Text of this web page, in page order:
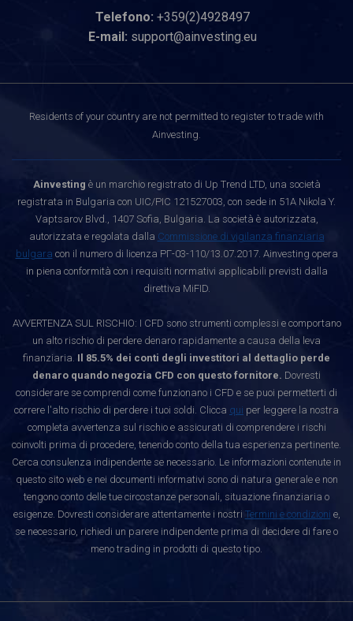
Telefono: +359(2)4928497
E-mail: support@ainvesting.eu
Residents of your country are not permitted to register to trade with
Ainvesting.
Ainvesting è un marchio registrato di Up Trend LTD, una società
registrata in Bulgaria con UIC/PIC 121527003, con sede in 51A Nikola Y.
Vaptsarov Blvd., 1407 Sofia, Bulgaria. La società è autorizzata,
autorizzata e regolata dalla Commissione di vigilanza finanziaria
bulgara con il numero di licenza РГ-03-110/13.07.2017. Ainvesting opera
in piena conformità con i requisiti normativi applicabili previsti dalla
direttiva MiFID.
AVVERTENZA SUL RISCHIO: I CFD sono strumenti complessi e comportano
un alto rischio di perdere denaro rapidamente a causa della leva
finanziaria. Il 85.5% dei conti degli investitori al dettaglio perde
denaro quando negozia CFD con questo fornitore. Dovresti
considerare se comprendi come funzionano i CFD e se puoi permetterti di
correre l'alto rischio di perdere i tuoi soldi. Clicca qui per leggere la nostra
completa avvertenza sul rischio e assicurati di comprendere i rischi
coinvolti prima di procedere, tenendo conto della tua esperienza pertinente.
Cerca consulenza indipendente se necessario. Le informazioni contenute in
questo sito web e nei documenti informativi sono di natura generale e non
tengono conto delle tue circostanze personali, situazione finanziaria o
esigenze. Dovresti considerare attentamente i nostri Termini e condizioni e,
se necessario, richiedi un parere indipendente prima di decidere di fare o
meno trading in prodotti di questo tipo.